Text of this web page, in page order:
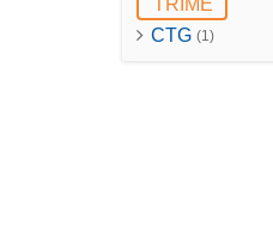
TRIME
CTG (1)